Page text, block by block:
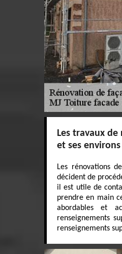
Les travaux
et ses environs
Les rénovations
décident de
il est utile de
prendre en main
abordables et
renseignements
renseignements